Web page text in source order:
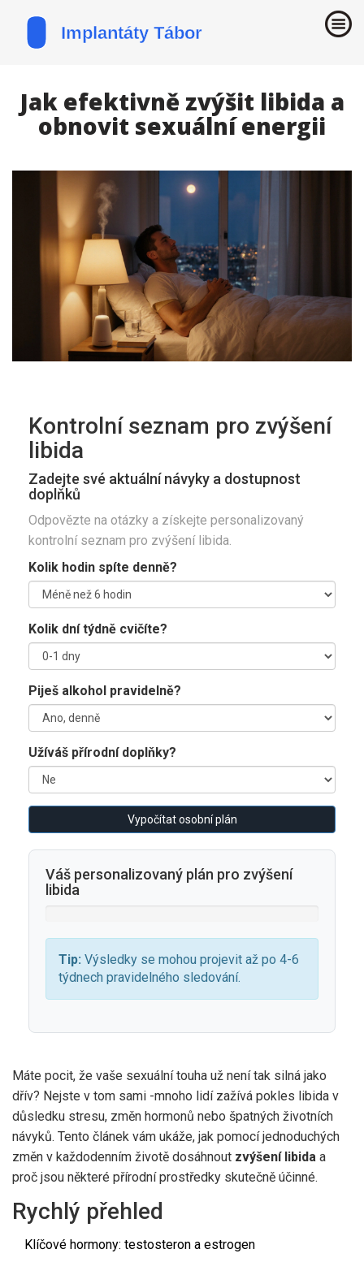
Jak efektivně zvýšit libida a
obnovit sexuální energii
Kontrolní seznam pro zvýšení
libida
Zadejte své aktuální návyky a dostupnost
doplňků
Odpovězte na otázky a získejte personalizovaný
kontrolní seznam pro zvýšení libida.
Kolik hodin spíte denně?
Kolik dní týdně cvičíte?
Piješ alkohol pravidelně?
Užíváš přírodní doplňky?
Vypočítat osobní plán
Váš personalizovaný plán pro zvýšení
libida
Tip: Výsledky se mohou projevit až po 4-6
týdnech pravidelného sledování.
Máte pocit, že vaše sexuální touha už není tak silná jako
dřív? Nejste v tom sami -mnoho lidí zažívá pokles libida v
důsledku stresu, změn hormonů nebo špatných životních
návyků. Tento článek vám ukáže, jak pomocí jednoduchých
změn v každodenním životě dosáhnout zvýšení libida a
proč jsou některé přírodní prostředky skutečně účinné.
Rychlý přehled
Klíčové hormony: testosteron a estrogen